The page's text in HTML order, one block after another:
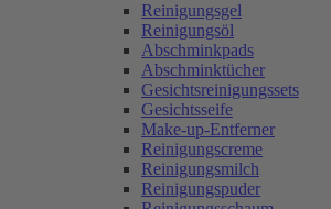
Reinigungsgel
Reinigungsöl
Abschminkpads
Abschminktücher
Gesichtsreinigungssets
Gesichtsseife
Make-up-Entferner
Reinigungscreme
Reinigungsmilch
Reinigungspuder